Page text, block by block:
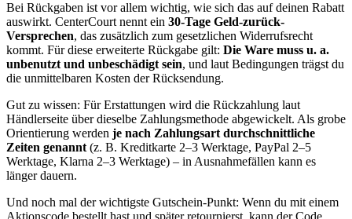
Bei Rückgaben ist vor allem wichtig, wie sich das auf deinen Rabatt
auswirkt. CenterCourt nennt ein 30-Tage Geld-zurück-
Versprechen, das zusätzlich zum gesetzlichen Widerrufsrecht
kommt. Für diese erweiterte Rückgabe gilt: Die Ware muss u. a.
unbenutzt und unbeschädigt sein, und laut Bedingungen trägst du
die unmittelbaren Kosten der Rücksendung.
Gut zu wissen: Für Erstattungen wird die Rückzahlung laut
Händlerseite über dieselbe Zahlungsmethode abgewickelt. Als grobe
Orientierung werden je nach Zahlungsart durchschnittliche
Zeiten genannt (z. B. Kreditkarte 2–3 Werktage, PayPal 2–5
Werktage, Klarna 2–3 Werktage) – in Ausnahmefällen kann es
länger dauern.
Und noch mal der wichtigste Gutschein-Punkt: Wenn du mit einem